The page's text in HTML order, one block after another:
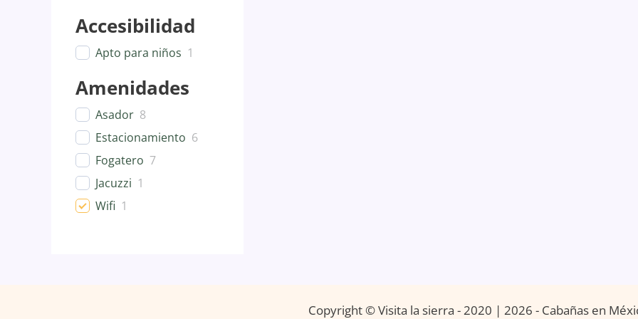
Accesibilidad
Apto para niños 1
Amenidades
Asador 8
Estacionamiento 6
Fogatero 7
Jacuzzi 1
Wifi 1
Copyright © Visita la sierra - 2020 | 2026 - Cabañas en